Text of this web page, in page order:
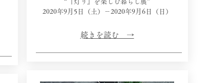
​2020年9月5日（土）－2020年9月6日（日）
​続きを読む →​